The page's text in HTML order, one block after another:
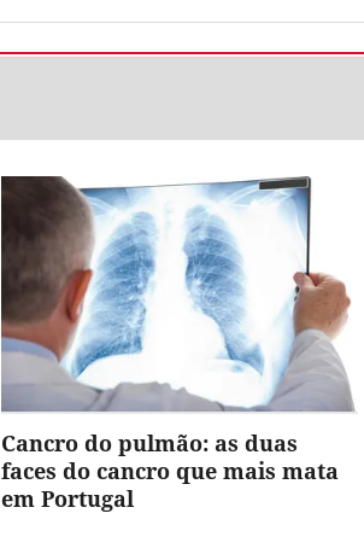
Cancro do pulmão: as duas
faces do cancro que mais mata
em Portugal